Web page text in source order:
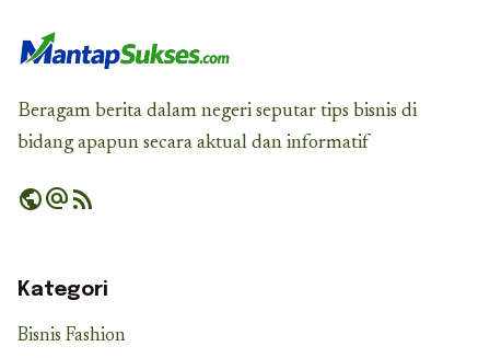
Beragam berita dalam negeri seputar tips bisnis di
bidang apapun secara aktual dan informatif
publicalternate_emailrss_feed
Kategori
Bisnis Fashion